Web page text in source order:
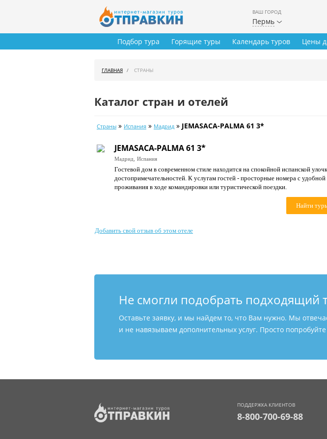
ВАШ ГОРОД
Пермь
Подбор тура Горящие туры Календарь туров Цены
ГЛАВНАЯ СТРАНЫ
Каталог стран и отелей
Страны » Испания » Мадрид » JEMASACA-PALMA 61 3*
JEMASACA-PALMA 61 3*
Мадрид, Испания
Гостевой дом в современном стиле находится на спокойной испанской
достопримечательностей. К услугам гостей - просторные номера с
проживания в ходе командировки или туристической поездки.
Найти
Добавить свой отзыв об этом отеле
Не смогли подобрать подходящий
Оставьте заявку, и мы найдем то, что Вам нужно. Мы
и не навязываем дополнительных услуг. Просто
ПОДДЕРЖКА КЛИЕНТОВ
8-800-700-69-88